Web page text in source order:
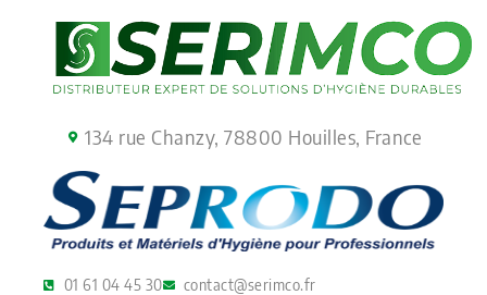
134 rue Chanzy, 78800 Houilles, France
01 61 04 45 30 contact@serimco.fr